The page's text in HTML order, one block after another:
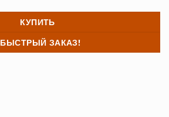
КУПИТЬ
БЫСТРЫЙ ЗАКАЗ!